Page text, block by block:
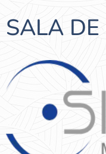
SALA